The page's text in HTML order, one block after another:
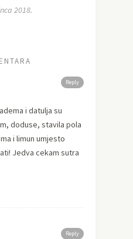
2018.
Reply
i datulja su
doduse, stavila pola
i limun umjesto
Jedva cekam sutra
Reply